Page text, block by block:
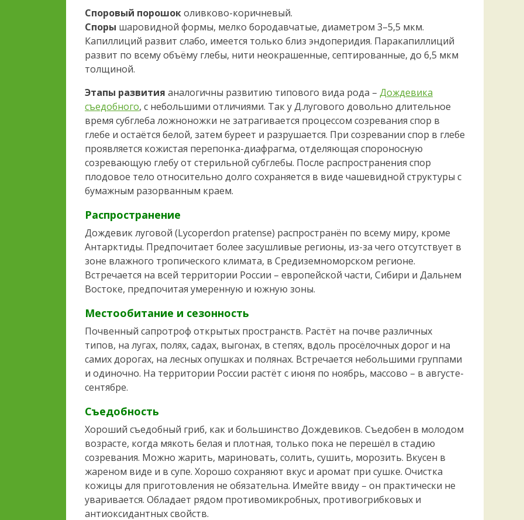
Споровый порошоколивково-коричневый.
Споры шаровидной формы, мелко бородавчатые, диаметром 3–5,5 мкм.
Капиллиций развит слабо, имеется только близ эндоперидия. Паракапиллиций
развит по всему объёму глебы, нити неокрашенные, септированные, до 6,5 мкм
толщиной.
Этапы развития аналогичны развитию типового вида рода – Дождевика
съедобного, с небольшими отличиями. Так у Д.лугового довольно длительное
время субглеба ложноножки не затрагивается процессом созревания спор в
глебе и остаётся белой, затем буреет и разрушается. При созревании спор в глебе
проявляется кожистая перепонка-диафрагма, отделяющая спороносную
созревающую глебу от стерильной субглебы. После распространения спор
плодовое тело относительно долго сохраняется в виде чашевидной структуры с
бумажным разорванным краем.
Распространение
Дождевик луговой (Lycoperdon pratense) распространён по всему миру, кроме
Антарктиды. Предпочитает более засушливые регионы, из-за чего отсутствует в
зоне влажного тропического климата, в Средиземноморском регионе.
Встречается на всей территории России – европейской части, Сибири и Дальнем
Востоке, предпочитая умеренную и южную зоны.
Местообитание и сезонность
Почвенный сапротроф открытых пространств. Растёт на почве различных
типов, на лугах, полях, садах, выгонах, в степях, вдоль просёлочных дорог и на
самих дорогах, на лесных опушках и полянах. Встречается небольшими группами
и одиночно. На территории России растёт с июня по ноябрь, массово – в августе-
сентябре.
Съедобность
Хороший съедобный гриб, как и большинство Дождевиков. Съедобен в молодом
возрасте, когда мякоть белая и плотная, только пока не перешёл в стадию
созревания. Можно жарить, мариновать, солить, сушить, морозить. Вкусен в
жареном виде и в супе. Хорошо сохраняют вкус и аромат при сушке. Очистка
кожицы для приготовления не обязательна. Имейте ввиду – он практически не
уваривается. Обладает рядом противомикробных, противогрибковых и
антиоксидантных свойств.